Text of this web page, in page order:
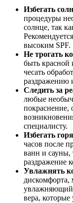
Избегать
процедуры
солнце, так
высоким SPF.
Не трогать
быть красной
чесать
раздражению
Следить за
любые
покраснение,
специалисту.
Избегать
часов после
ванн и сауны,
раздражение
Увлажнять
дискомфорта,
увлажняющий
вера,